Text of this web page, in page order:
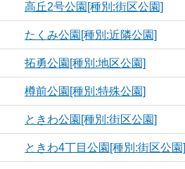
高丘2号公園[種別:街区公園]
たくみ公園[種別:近隣公園]
拓勇公園[種別:地区公園]
樽前公園[種別:特殊公園]
ときわ公園[種別:街区公園]
ときわ4丁目公園[種別:街区公園]